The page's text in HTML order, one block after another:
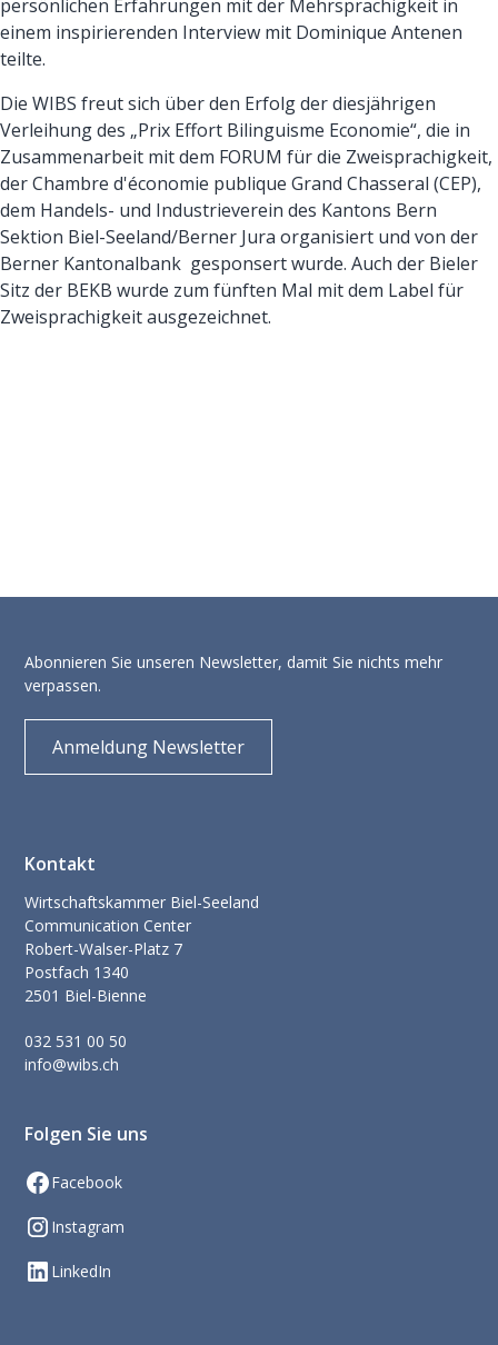
persönlichen Erfahrungen mit der Mehrsprachigkeit in
einem inspirierenden Interview mit Dominique Antenen
teilte.
Die WIBS freut sich über den Erfolg der diesjährigen
Verleihung des „Prix Effort Bilinguisme Economie“, die in
Zusammenarbeit mit dem FORUM für die Zweisprachigkeit,
der Chambre d'économie publique Grand Chasseral (CEP),
dem Handels- und Industrieverein des Kantons Bern
Sektion Biel-Seeland/Berner Jura organisiert und von der
Berner Kantonalbank gesponsert wurde. Auch der Bieler
Sitz der BEKB wurde zum fünften Mal mit dem Label für
Zweisprachigkeit ausgezeichnet.
Abonnieren Sie unseren Newsletter, damit Sie nichts mehr
verpassen.
Anmeldung Newsletter
Kontakt
Wirtschaftskammer Biel-Seeland
Communication Center
Robert-Walser-Platz 7
Postfach 1340
2501 Biel-Bienne
032 531 00 50
info@wibs.ch
Folgen Sie uns
Facebook
Instagram
LinkedIn